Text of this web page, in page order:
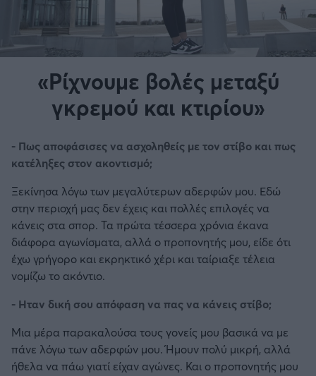
«Ρίχνουμε βολές μεταξύ
γκρεμού και κτιρίου»
- Πως αποφάσισες να ασχοληθείς με τον στίβο και πως
κατέληξες στον ακοντισμό;
Ξεκίνησα λόγω των μεγαλύτερων αδερφών μου. Εδώ
στην περιοχή μας δεν έχεις και πολλές επιλογές να
κάνεις στα σπορ. Τα πρώτα τέσσερα χρόνια έκανα
διάφορα αγωνίσματα, αλλά ο προπονητής μου, είδε ότι
έχω γρήγορο και εκρηκτικό χέρι και ταίριαξε τέλεια
νομίζω το ακόντιο.
- Ηταν δική σου απόφαση να πας να κάνεις στίβο;
Μια μέρα παρακαλούσα τους γονείς μου βασικά να με
πάνε λόγω των αδερφών μου. Ήμουν πολύ μικρή, αλλά
ήθελα να πάω γιατί είχαν αγώνες. Και ο προπονητής μου